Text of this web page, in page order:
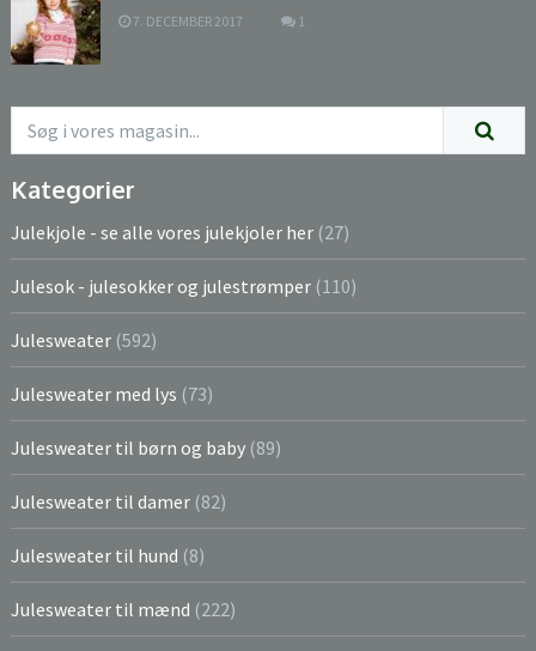
7. DECEMBER 2017 1
Kategorier
Julekjole - se alle vores julekjoler her (27)
Julesok - julesokker og julestrømper (110)
Julesweater (592)
Julesweater med lys (73)
Julesweater til børn og baby (89)
Julesweater til damer (82)
Julesweater til hund (8)
Julesweater til mænd (222)